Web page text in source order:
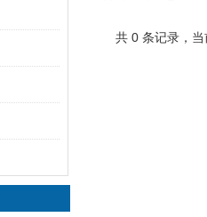
共 0 条记录，